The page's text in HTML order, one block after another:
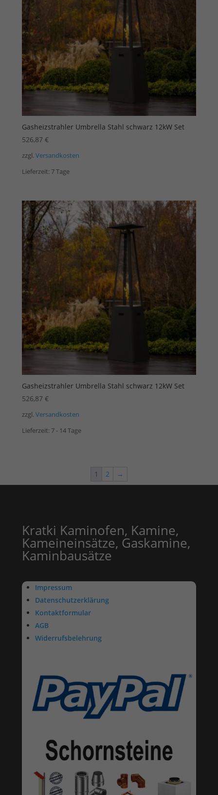
Gasheizstrahler Umbrella Stahl schwarz 12kW Set
526,87 €
zzgl. Versandkosten
Lieferzeit: 7 Tage
Gasheizstrahler Umbrella Stahl schwarz 12kW Set
526,87 €
zzgl. Versandkosten
Lieferzeit: 7 - 14 Tage
1 2 →
Kratki Kaminofen, Kamine,
Kameineinsätze, Gaskamine,
Kaminbausätze
Impressum
Datenschutzerklärung
Kontaktformular
AGB
Widerrufsbelehrung